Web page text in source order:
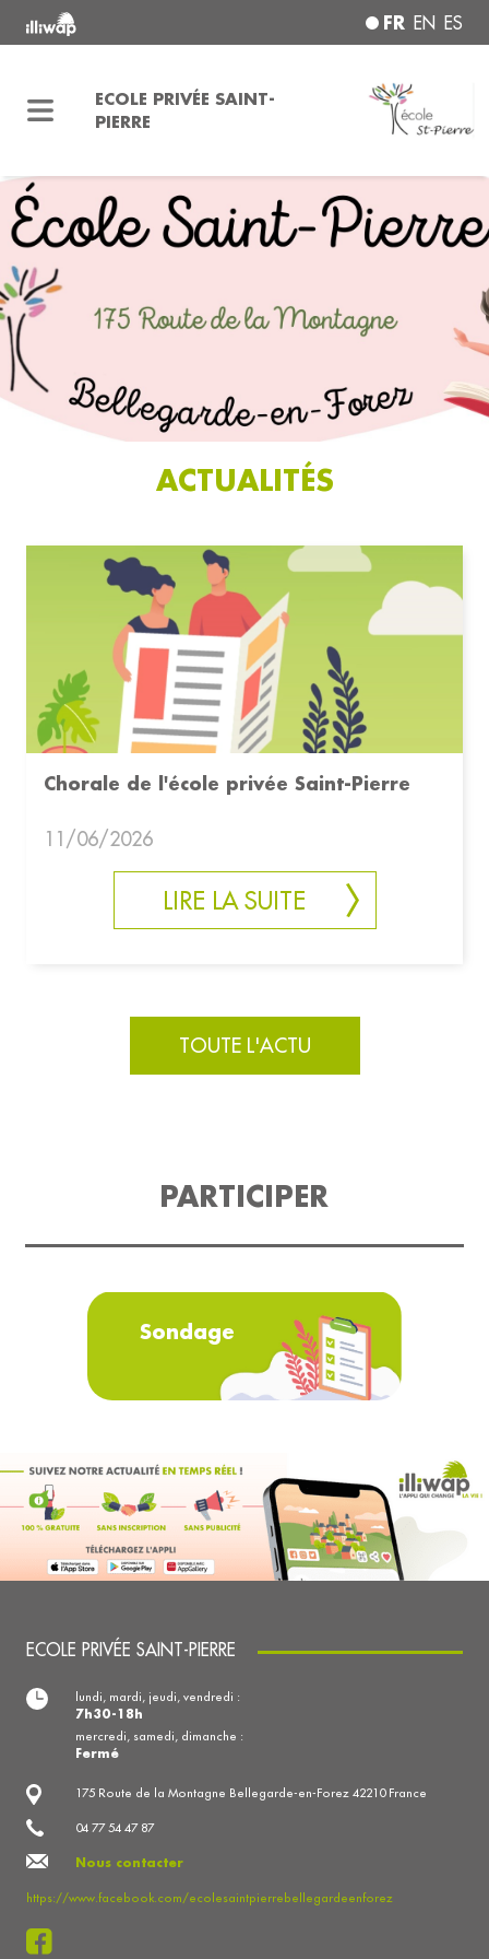
FR EN ES
ECOLE PRIVÉE SAINT-
PIERRE
ACTUALITÉS
Chorale de l'école privée Saint-Pierre
11/06/2026
LIRE LA SUITE
TOUTE L'ACTU
PARTICIPER
Sondage
ECOLE PRIVÉE SAINT-PIERRE
175 Route de la Montagne Bellegarde-en-Forez 42210 France
04 77 54 47 87
Nous contacter
https://www.facebook.com/ecolesaintpierrebellegardeenforez
lundi, mardi, jeudi, vendredi :
7h30-18h
mercredi, samedi, dimanche :
Fermé